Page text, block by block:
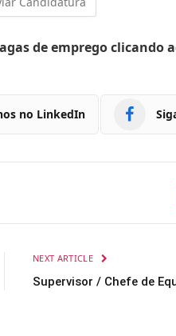
de emprego clicando
no LinkedIn
NEXT ARTICLE
Supervisor / Chefe de